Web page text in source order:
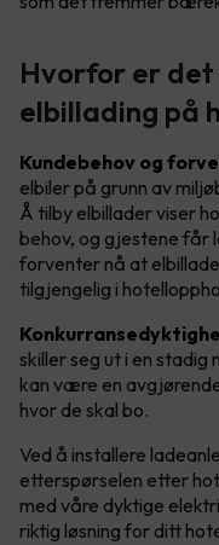
Hvorfor er
elbillading på
Kundebehov og
elbiler på grunn av
Å tilby elbillader viser
behov, og gjestene får
forventer nå at
tilgjengelig i
skiller seg ut i en
kan være en
hvor de skal bo.
Ved å installere
etterspørselen etter
med våre dyktige
riktig løsning for ditt